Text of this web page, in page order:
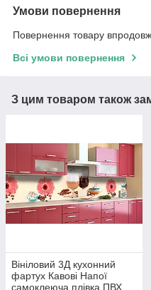
Умови повернення
Повернення товару
Всі умови повернення
З цим товаром також
Вініловий 3Д кухонний
фартух Кавові Напої
самоклеюча плівка ПВХ